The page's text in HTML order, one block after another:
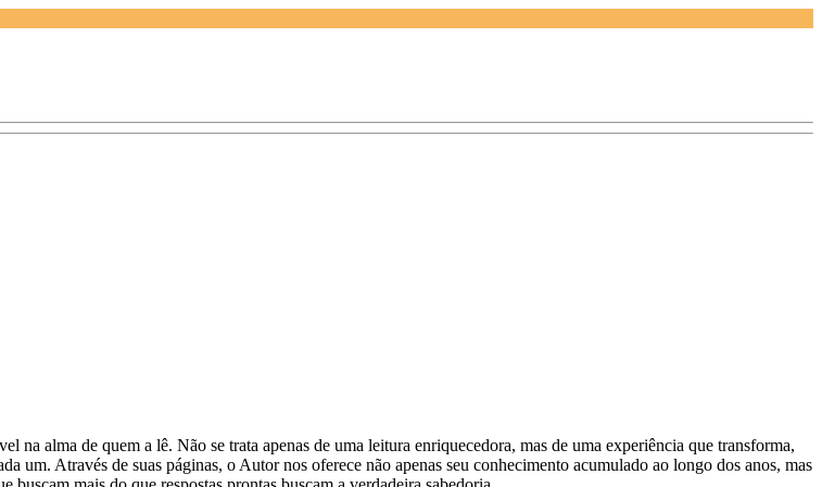
alma de quem a lê. Não se trata apenas de uma leitura enriquecedora, mas de uma experiência que transforma,
um. Através de suas páginas, o Autor nos oferece não apenas seu conhecimento acumulado ao longo dos anos, mas